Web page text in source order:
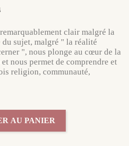
clair malgré la
sujet, malgré " la réalité
", nous plonge au cœur de la
nous permet de comprendre et
religion, communauté,
AU PANIER